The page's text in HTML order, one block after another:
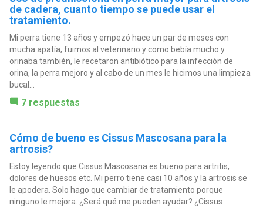
de cadera, cuanto tiempo se puede usar el
tratamiento.
Mi perra tiene 13 años y empezó hace un par de meses con
mucha apatía, fuimos al veterinario y como bebía mucho y
orinaba también, le recetaron antibiótico para la infección de
orina, la perra mejoro y al cabo de un mes le hicimos una limpieza
bucal...
7 respuestas
Cómo de bueno es Cissus Mascosana para la
artrosis?
Estoy leyendo que Cissus Mascosana es bueno para artritis,
dolores de huesos etc. Mi perro tiene casi 10 años y la artrosis se
le apodera. Solo hago que cambiar de tratamiento porque
ninguno le mejora. ¿Será qué me pueden ayudar? ¿Cissus